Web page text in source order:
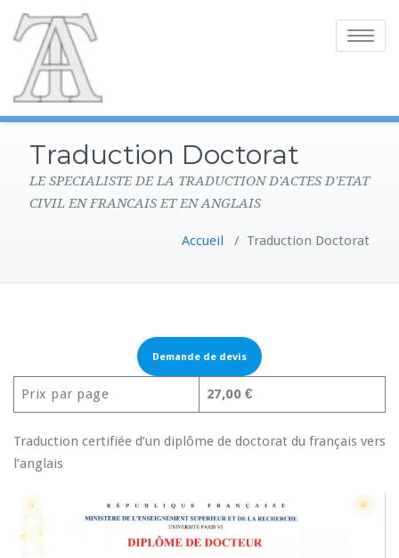
Toggle
Traduction Doctorat
LE SPECIALISTE DE LA TRADUCTION D'ACTES D'ETAT
CIVIL EN FRANCAIS ET EN ANGLAIS
Accueil / Traduction Doctorat
Demande de devis
Prix par page 27,00 €
Traduction certifiée d’un diplôme de doctorat du français vers
l’anglais